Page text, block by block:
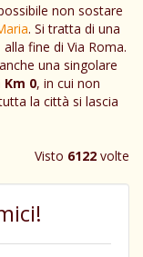
non sostare
. Si tratta di una
fine di Via Roma.
una singolare
0, in cui non
la città si lascia
Visto 6122 volte